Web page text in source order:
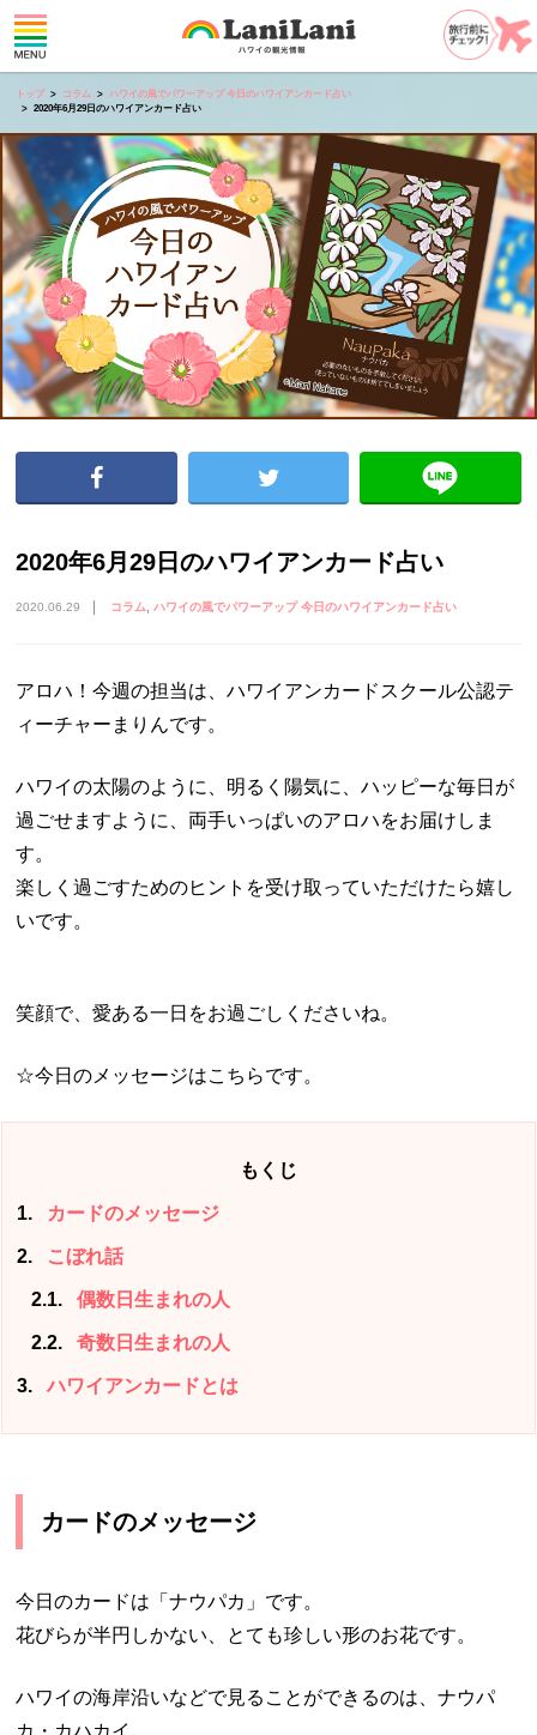
トップ コラム
ハワイの風でパワーアップ 今日のハワイアンカード占い
2020年6月29日のハワイアンカード占い
2020年6月29日のハワイアンカード占い
2020.06.29 コラム ハワイの風でパワーアップ 今日のハワイアンカード占い
アロハ！今週の担当は、ハワイアンカードスクール公認テ
ィーチャーまりんです。
ハワイの太陽のように、明るく陽気に、ハッピーな毎日が
過ごせますように、両手いっぱいのアロハをお届けしま
す。
楽しく過ごすためのヒントを受け取っていただけたら嬉し
いです。
笑顔で、愛ある一日をお過ごしくださいね。
☆今日のメッセージはこちらです。
もくじ
1 カードのメッセージ
2 こぼれ話
2.1 偶数日生まれの人
2.2 奇数日生まれの人
3 ハワイアンカードとは
カードのメッセージ
今日のカードは「ナウパカ」です。
花びらが半円しかない、とても珍しい形のお花です。
ハワイの海岸沿いなどで見ることができるのは、ナウパ
カ・カハカイ。